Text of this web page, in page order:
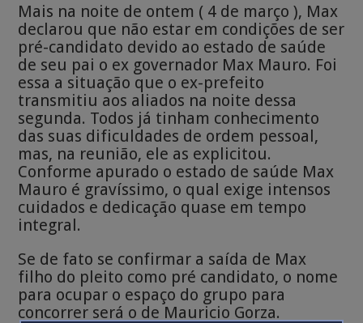
Mais na noite de ontem ( 4 de março ), Max
declarou que não estar em condições de ser
pré-candidato devido ao estado de saúde
de seu pai o ex governador Max Mauro. Foi
essa a situação que o ex-prefeito
transmitiu aos aliados na noite dessa
segunda. Todos já tinham conhecimento
das suas dificuldades de ordem pessoal,
mas, na reunião, ele as explicitou.
Conforme apurado o estado de saúde Max
Mauro é gravíssimo, o qual exige intensos
cuidados e dedicação quase em tempo
integral.
Se de fato se confirmar a saída de Max
filho do pleito como pré candidato, o nome
para ocupar o espaço do grupo para
concorrer será o de Mauricio Gorza.